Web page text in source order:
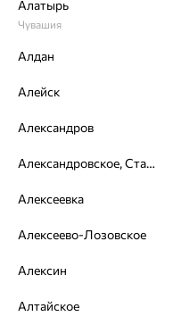
Алатырь
Чувашия
Алдан
Алейск
Александров
Александровское, Ставропольский край
Алексеевка
Алексеево-Лозовское
Алексин
Алтайское